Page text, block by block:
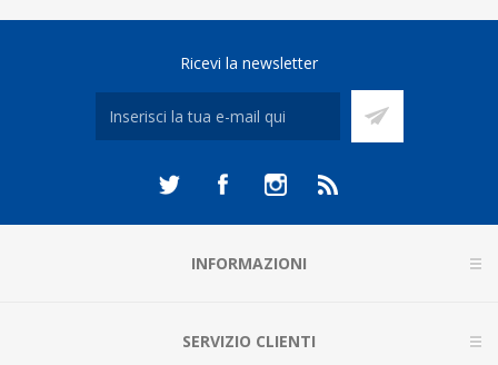
Ricevi la newsletter
INFORMAZIONI
SERVIZIO CLIENTI